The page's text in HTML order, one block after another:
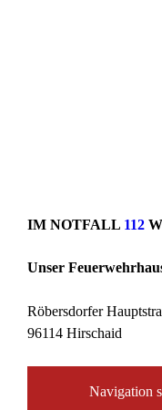
IM NOTFALL 112
Unser
Röbersdorfer
96114 Hirschaid
Navigation